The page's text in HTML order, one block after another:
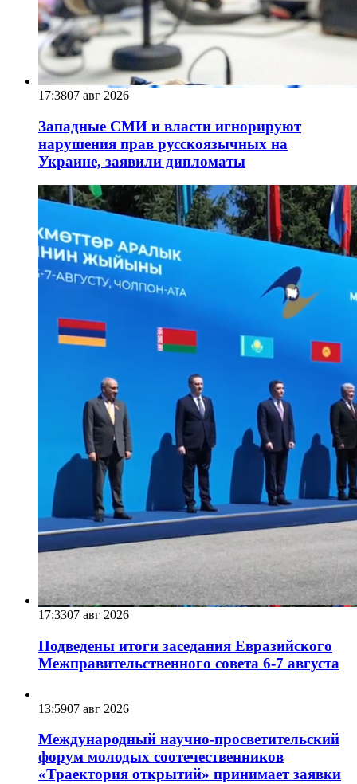
17:3807 авг 2026
Западные СМИ и власти игнорируют
нарушения прав русскоязычных на
Украине, заявили дипломаты
17:3307 авг 2026
Подведены итоги заседания Евразийского
Межправительственного совета 6-7 августа
13:5907 авг 2026
Международный научно-просветительский
форум молодых соотечественников
«Траектория открытий» принимает заявки